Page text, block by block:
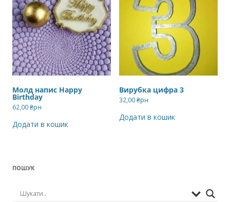
Молд напис Happy
Birthday
62,00₴рн
Додати в кошик
Вирубка цифра 3
32,00₴рн
Додати в кошик
ПОШУК